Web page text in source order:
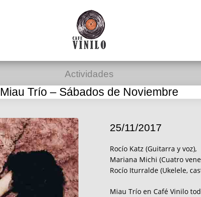
Actividades
Miau Trío – Sábados de Noviembre
25/11/2017
Rocío Katz (Guitarra y voz),
Mariana Michi (Cuatro
Rocío Iturralde (Ukelele,
Miau Trío en Café Vinilo